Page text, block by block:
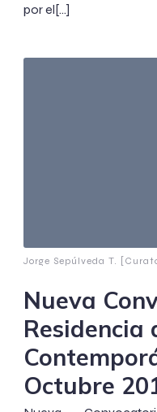
por el[…]
Jorge Sepúlveda T.
Nueva
Residencia
Octubre